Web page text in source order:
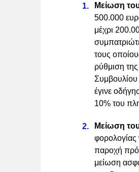
Μείωση
500.000
μέχρι
τους
ρύθμιση
έγινε
10% του
Μείωση
φορολογίας
παροχή
μείωση